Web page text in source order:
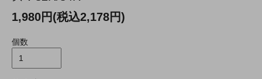
1,980円(税込2,178円)
個数